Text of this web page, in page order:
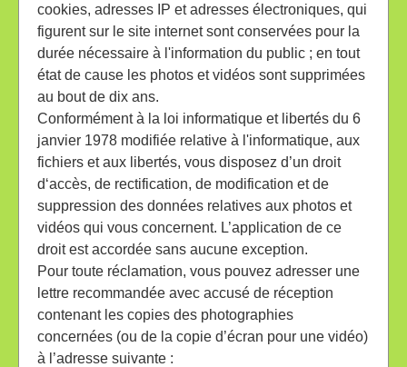
cookies, adresses IP et adresses électroniques, qui
figurent sur le site internet sont conservées pour la
durée nécessaire à l'information du public ; en tout
état de cause les photos et vidéos sont supprimées
au bout de dix ans.
Conformément à la loi informatique et libertés du 6
janvier 1978 modifiée relative à l'informatique, aux
fichiers et aux libertés, vous disposez d’un droit
d‘accès, de rectification, de modification et de
suppression des données relatives aux photos et
vidéos qui vous concernent. L’application de ce
droit est accordée sans aucune exception.
Pour toute réclamation, vous pouvez adresser une
lettre recommandée avec accusé de réception
contenant les copies des photographies
concernées (ou de la copie d’écran pour une vidéo)
à l’adresse suivante :